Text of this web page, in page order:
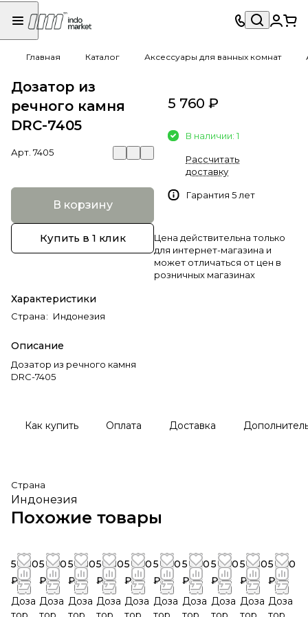
Главная Каталог Аксессуары для ванных комнат
Дозатор из
речного камня
DRC-7405
Арт. 7405
В корзину
Купить в 1 клик
Характеристики
Страна: Индонезия
Описание
Дозатор из речного камня
DRC-7405
5 760 ₽
В наличии: 1
Рассчитать
доставку
Гарантия 5 лет
Цена действительна только
для интернет-магазина и
может отличаться от цен в
розничных магазинах
Как купить Оплата Доставка
Страна
Индонезия
Похожие товары
5 760
₽
Доза
5 760
₽
Доза
5 760
₽
Доза
5 760
₽
Доза
5 760
₽
Доза
5 760
₽
Доза
5 760
₽
Доза
5 760
₽
Доза
5 760
₽
Доза
5 760
₽
Доза